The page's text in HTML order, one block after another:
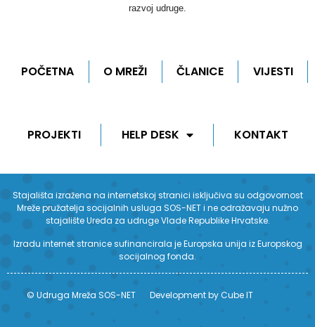
razvoj udruge.
POČETNA O MREŽI ČLANICE VIJESTI
PROJEKTI HELP DESK KONTAKT
Stajališta izražena na internetskoj stranici isključiva su odgovornost
Mreže pružatelja socijalnih usluga SOS-NET i ne odražavaju nužno
stajalište Ureda za udruge Vlade Republike Hrvatske.
Izradu internet stranice sufinancirala je Europska unija iz Europskog
socijalnog fonda.
© Udruga Mreža SOS-NET Development by Cube IT